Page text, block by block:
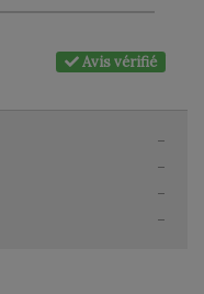
Avis vérifié
-
-
-
-